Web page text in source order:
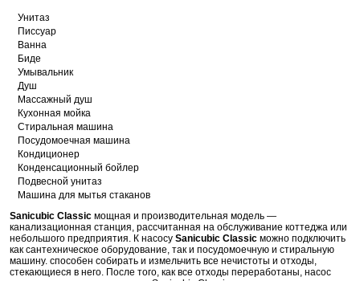
Унитаз
Писсуар
Ванна
Биде
Умывальник
Душ
Массажный душ
Кухонная мойка
Стиральная машина
Посудомоечная машина
Кондиционер
Конденсационный бойлер
Подвесной унитаз
Машина для мытья стаканов
Sanicubic Classic мощная и производительная модель —
канализационная станция, рассчитанная на обслуживание коттеджа или
небольшого предприятия. К насосу Sanicubic Classic можно подключить
как сантехническое оборудование, так и посудомоечную и стиральную
машину. способен собирать и измельчить все нечистоты и отходы,
стекающиеся в него. После того, как все отходы переработаны, насос